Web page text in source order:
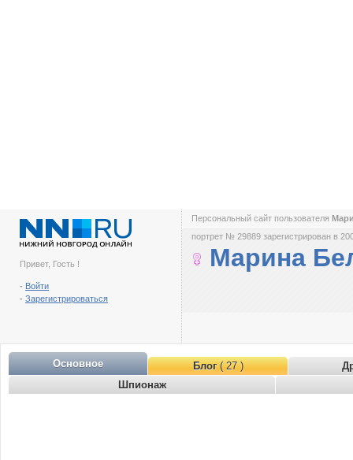
Привет, Гость !
- Войти
- Зарегистрироваться
Персональный сайт пользователя
портрет № 29889 зарегистрирован в
Марина
Основное Блог( 27 )
Шпионаж